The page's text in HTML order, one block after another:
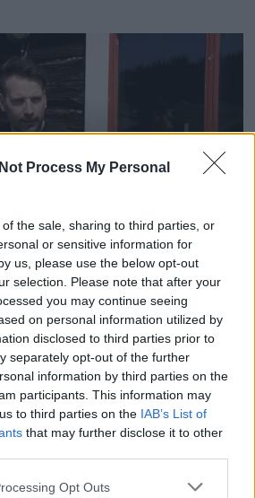
Process My Personal
the sale, sharing to third parties, or
or sensitive information for
us, please use the below opt-out
selection. Please note that after your
you may continue seeing
on personal information utilized by
disclosed to third parties prior to
separately opt-out of the further
information by third parties on the
participants. This information may
to third parties on the IAB’s List of
that may further disclose it to other
Opt Outs